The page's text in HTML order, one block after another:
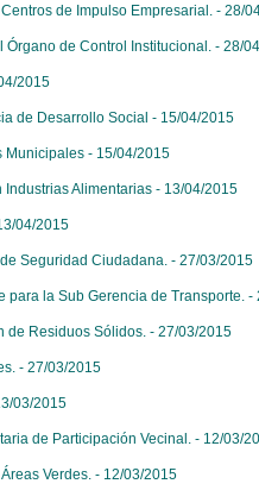
de Impulso Empresarial. - 28/
de Control Institucional. - 28/
2015
de Desarrollo Social - 15/04/2015
Municipales - 15/04/2015
Alimentarias - 13/04/2015
04/2015
Seguridad Ciudadana. - 27/03/2015
la Sub Gerencia de Transporte. -
de Residuos Sólidos. - 27/03/2015
- 27/03/2015
03/2015
de Participación Vecinal. - 12/03/
Verdes. - 12/03/2015